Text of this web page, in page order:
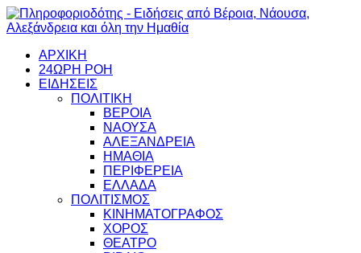
ΑΡΧΙΚΗ
24ΩΡΗ ΡΟΗ
ΕΙΔΗΣΕΙΣ
ΠΟΛΙΤΙΚΗ
ΒΕΡΟΙΑ
ΝΑΟΥΣΑ
ΑΛΕΞΑΝΔΡΕΙΑ
ΗΜΑΘΙΑ
ΠΕΡΙΦΕΡΕΙΑ
ΕΛΛΑΔΑ
ΠΟΛΙΤΙΣΜΟΣ
ΚΙΝΗΜΑΤΟΓΡΑΦΟΣ
ΧΟΡΟΣ
ΘΕΑΤΡΟ